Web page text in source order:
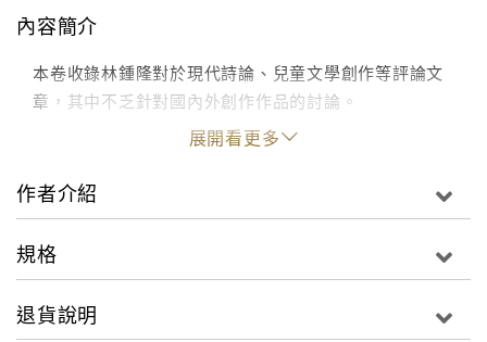
內容簡介
本卷收錄林鍾隆對於現代詩論、兒童文學創作等評論文
章，其中不乏針對國內外創作作品的討論。
展開看更多
作者介紹
規格
退貨說明